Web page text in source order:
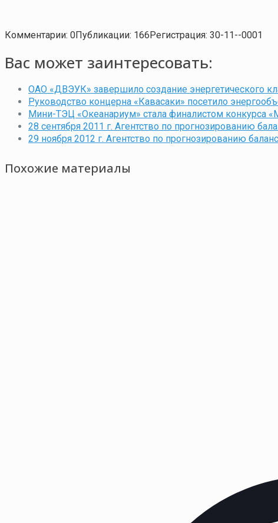
Комментарии: 0Публикации: 166 Регистрация: 30-11--0001
Вас может заинтересовать:
ОАО «ДВЭУК» завершило создание энергетического
Руководство концерна «Кавасаки» посетило
Мини-ТЭЦ «Океанариум» стала финалистом конкурса
28 сентября 2011 г. Агентство по прогнозированию
29 ноября 2012 г. Агентство по прогнозированию
Похожие материалы